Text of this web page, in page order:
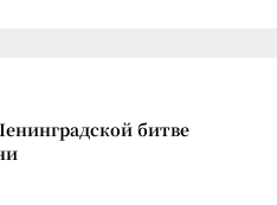
битве